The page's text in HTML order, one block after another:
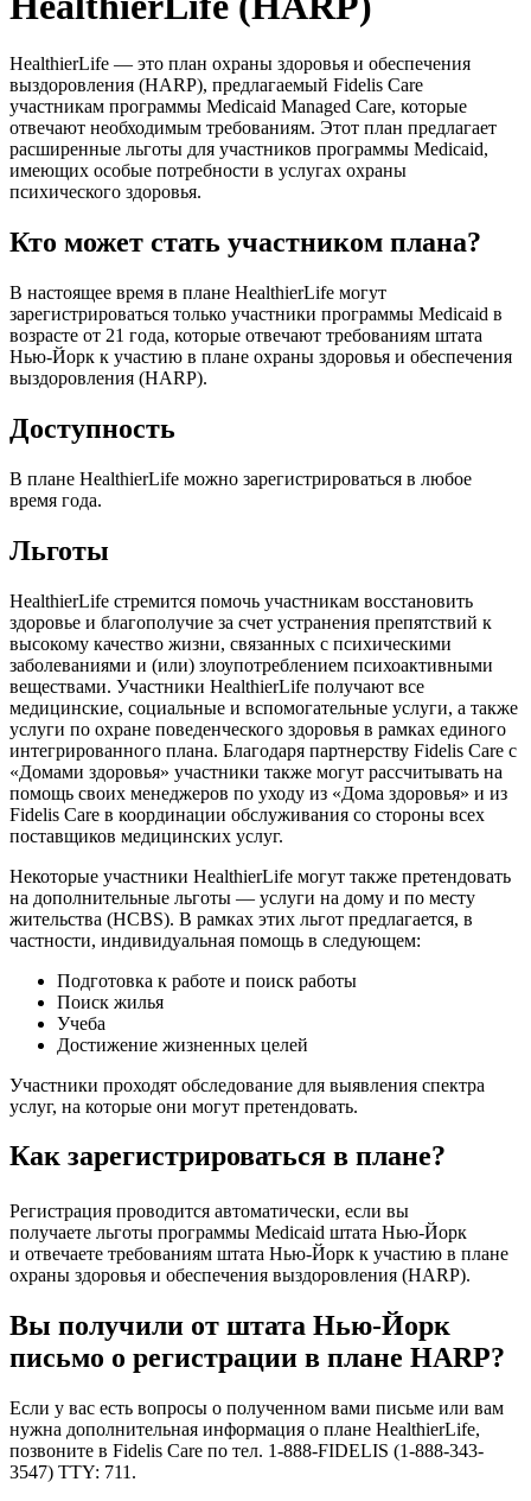
HealthierLife — это план охраны здоровья и обеспечения
выздоровления (HARP), предлагаемый Fidelis Care
участникам программы Medicaid Managed Care, которые
отвечают необходимым требованиям. Этот план предлагает
расширенные льготы для участников программы Medicaid,
имеющих особые потребности в услугах охраны
психического здоровья.
Кто может стать участником плана?
В настоящее время в плане HealthierLife могут
зарегистрироваться только участники программы Medicaid в
возрасте от 21 года, которые отвечают требованиям штата
Нью-Йорк к участию в плане охраны здоровья и обеспечения
выздоровления (HARP).
Доступность
В плане HealthierLife можно зарегистрироваться в любое
время года.
Льготы
HealthierLife стремится помочь участникам восстановить
здоровье и благополучие за счет устранения препятствий к
высокому качество жизни, связанных с психическими
заболеваниями и (или) злоупотреблением психоактивными
веществами. Участники HealthierLife получают все
медицинские, социальные и вспомогательные услуги, а также
услуги по охране поведенческого здоровья в рамках единого
интегрированного плана. Благодаря партнерству Fidelis Care с
«Домами здоровья» участники также могут рассчитывать на
помощь своих менеджеров по уходу из «Дома здоровья» и из
Fidelis Care в координации обслуживания со стороны всех
поставщиков медицинских услуг.
Некоторые участники HealthierLife могут также претендовать
на дополнительные льготы — услуги на дому и по месту
жительства (HCBS). В рамках этих льгот предлагается, в
частности, индивидуальная помощь в следующем:
Подготовка к работе и поиск работы
Поиск жилья
Учеба
Достижение жизненных целей
Участники проходят обследование для выявления спектра
услуг, на которые они могут претендовать.
Как зарегистрироваться в плане?
Регистрация проводится автоматически, если вы
получаете льготы программы Medicaid штата Нью-Йорк
и отвечаете требованиям штата Нью-Йорк к участию в плане
охраны здоровья и обеспечения выздоровления (HARP).
Вы получили от штата Нью-Йорк
письмо о регистрации в плане HARP?
Если у вас есть вопросы о полученном вами письме или вам
нужна дополнительная информация о плане HealthierLife,
позвоните в Fidelis Care по тел. 1-888-FIDELIS (1-888-343-
3547) TTY: 711.